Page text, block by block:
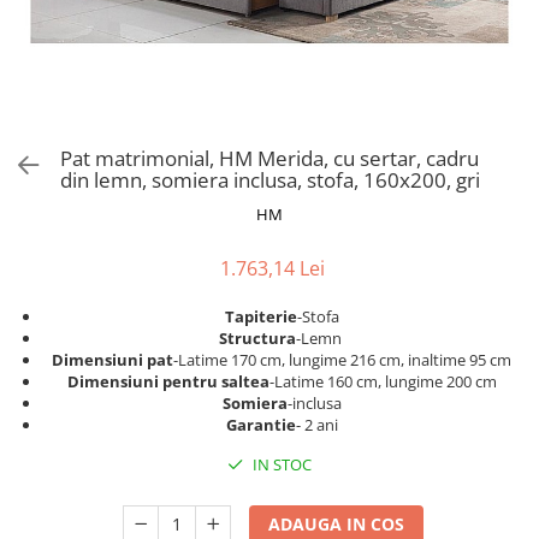
Saltele Pocket
Saltele cu arcuri impachetate
Saltele Memory Pocket
Saltele Latex
Saltele Memory
Saltele 140x200
Saltele 160x200
Noptiere
Paturi
Scaune pentru living
Mobilier birou
Scaune ergonomice
Etajere Birou
Dulap birou
Scaune pentru vizitatori
Scaune birou
Scaune birou copii
Scaune resigilate
Pat matrimonial, HM Merida, cu sertar, cadru
din lemn, somiera inclusa, stofa, 160x200, gri
HM
1.763,14 Lei
Tapiterie-Stofa
Structura-Lemn
Dimensiuni pat-Latime 170 cm, lungime 216 cm, inaltime 95 cm
Dimensiuni pentru saltea-Latime 160 cm, lungime 200 cm
Somiera-inclusa
Garantie- 2 ani
IN STOC
ADAUGA IN COS